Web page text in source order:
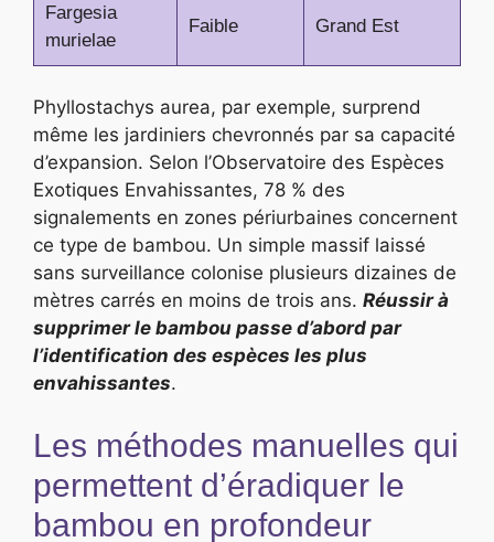
Fargesia
murielae
Faible Grand Est
Phyllostachys aurea, par exemple, surprend
même les jardiniers chevronnés par sa capacité
d’expansion. Selon l’Observatoire des Espèces
Exotiques Envahissantes, 78 % des
signalements en zones périurbaines concernent
ce type de bambou. Un simple massif laissé
sans surveillance colonise plusieurs dizaines de
mètres carrés en moins de trois ans. Réussir à
supprimer le bambou passe d’abord par
l’identification des espèces les plus
envahissantes.
Les méthodes manuelles qui
permettent d’éradiquer le
bambou en profondeur